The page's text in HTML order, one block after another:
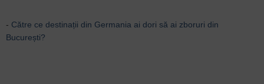
- Către ce destinații din Germania ai dori să ai zboruri din
București?